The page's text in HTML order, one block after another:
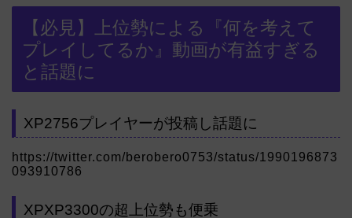
【必見】上位勢による『何を考えて
プレイしてるか』動画が有益すぎる
と話題に
XP2756プレイヤーが投稿し話題に
https://twitter.com/berobero0753/status/1990196873
093910786
XPXP3300の超上位勢も便乗